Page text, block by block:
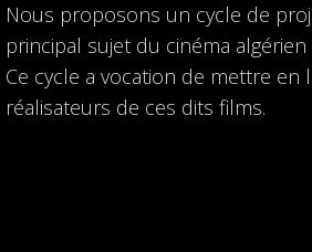
Nous proposons un cycle de
principal sujet du cinéma
Ce cycle a vocation de mettre
réalisateurs de ces dits films.